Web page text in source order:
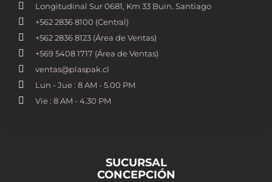
Longitudinal Sur 0681, Km 33 Buin. Santiago
+562 2836 8100​ (Central)
+562 2836 8123 (Área de Ventas)
+569 5408 1717 (Área de Ventas)
ventas@plaspak.cl
Lun - Jue : 8 AM - 5.00 PM
Vie : 8 AM - 4.30 PM
SUCURSAL
CONCEPCIÓN